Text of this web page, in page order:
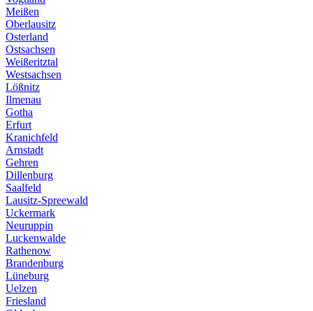
Meißen
Oberlausitz
Osterland
Ostsachsen
Weißeritztal
Westsachsen
Lößnitz
Ilmenau
Gotha
Erfurt
Kranichfeld
Arnstadt
Gehren
Dillenburg
Saalfeld
Lausitz-Spreewald
Uckermark
Neuruppin
Luckenwalde
Rathenow
Brandenburg
Lüneburg
Uelzen
Friesland